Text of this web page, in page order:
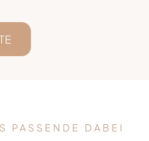
PASSENDE DABEI